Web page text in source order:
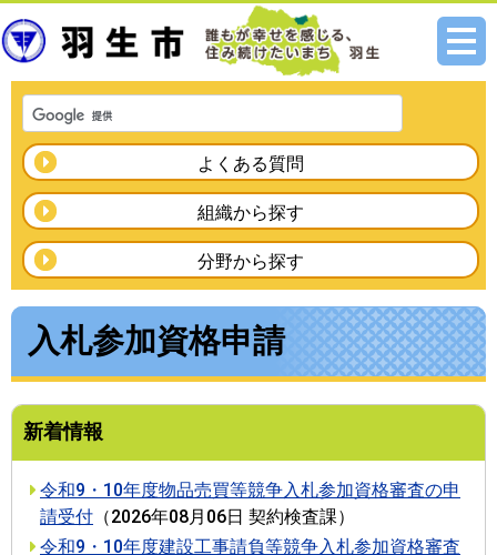
メニ
よくある質問
組織から探す
分野から探す
入札参加資格申請
新着情報
令和9・10年度物品売買等競争入札参加資格審査の申
請受付 （2026年08月06日 契約検査課）
令和9・10年度建設工事請負等競争入札参加資格審査